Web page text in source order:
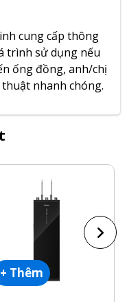
cung cấp thông
trình sử dụng nếu
ống đồng, anh/chị
nhanh chóng.
+ Thêm